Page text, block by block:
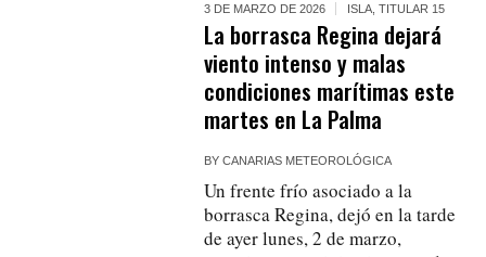
3 DE MARZO DE 2026 ISLA ,TITULAR 15
La borrasca Regina dejará
viento intenso y malas
condiciones marítimas este
martes en La Palma
BYCANARIAS METEOROLÓGICA
Un frente frío asociado a la
borrasca Regina, dejó en la tarde
de ayer lunes, 2 de marzo,